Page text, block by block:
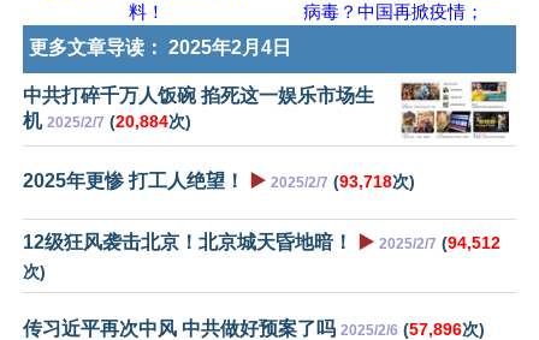
料！
病毒？中国再掀疫情；
更多文章导读： 2025年2月4日
中共打碎千万人饭碗 掐死这一娱乐市场生
机 2025/2/7 (20,884次)
2025年更惨 打工人绝望！ ▶️ 2025/2/7 (93,718次)
12级狂风袭击北京！北京城天昏地暗！ ▶️ 2025/2/7 (94,512
次)
传习近平再次中风 中共做好预案了吗 2025/2/6 (57,896次)